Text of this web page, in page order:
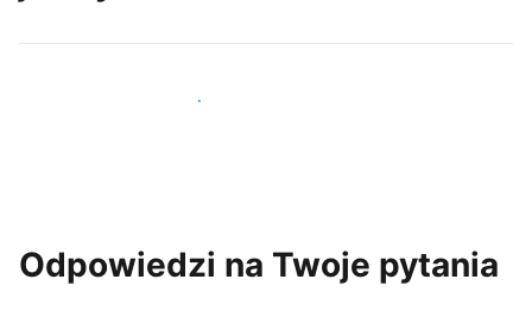
Dołącz do gospodarzy takich jak Ty
Odpowiedzi na Twoje pytania